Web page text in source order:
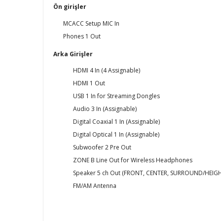
Ön girişler
MCACC Setup MIC In
Phones 1 Out
Arka Girişler
HDMI 4 In (4 Assignable)
HDMI 1 Out
USB 1 In for Streaming Dongles
Audio 3 In (Assignable)
Digital Coaxial 1 In (Assignable)
Digital Optical 1 In (Assignable)
Subwoofer 2 Pre Out
ZONE B Line Out for Wireless Headphones
Speaker 5 ch Out (FRONT, CENTER, SURROUND/
FM/AM Antenna